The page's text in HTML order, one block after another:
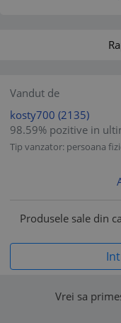
Vandut de
kosty700 (2135)
98.59% pozitive in
Tip vanzator: persoana
Produsele sale din
Vrei sa